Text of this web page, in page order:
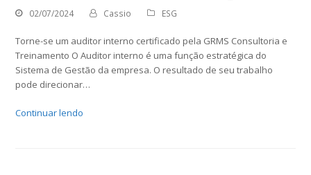
02/07/2024 Cassio ESG
Torne-se um auditor interno certificado pela GRMS Consultoria e
Treinamento O Auditor interno é uma função estratégica do
Sistema de Gestão da empresa. O resultado de seu trabalho
pode direcionar…
Continuar lendo